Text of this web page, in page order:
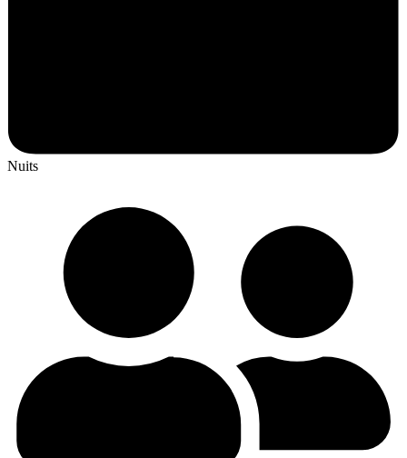
Nuits